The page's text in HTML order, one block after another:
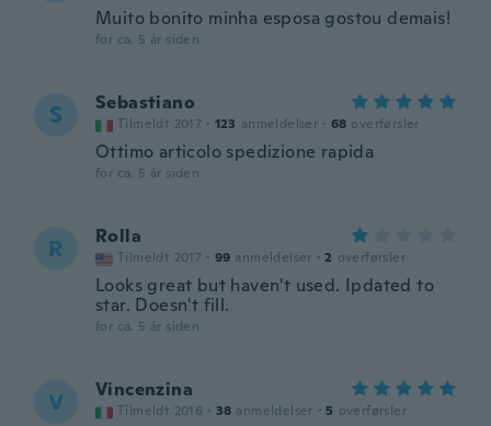
Muito bonito minha esposa gostou demais!
for ca. 5 år siden
S Sebastiano
Tilmeldt 2017 · 123 anmeldelser · 68 overførsler
Ottimo articolo spedizione rapida
for ca. 5 år siden
R Rolla
Tilmeldt 2017 · 99 anmeldelser · 2 overførsler
Looks great but haven't used. Ipdated to
star. Doesn't fill.
for ca. 5 år siden
V Vincenzina
Tilmeldt 2016 · 38 anmeldelser · 5 overførsler